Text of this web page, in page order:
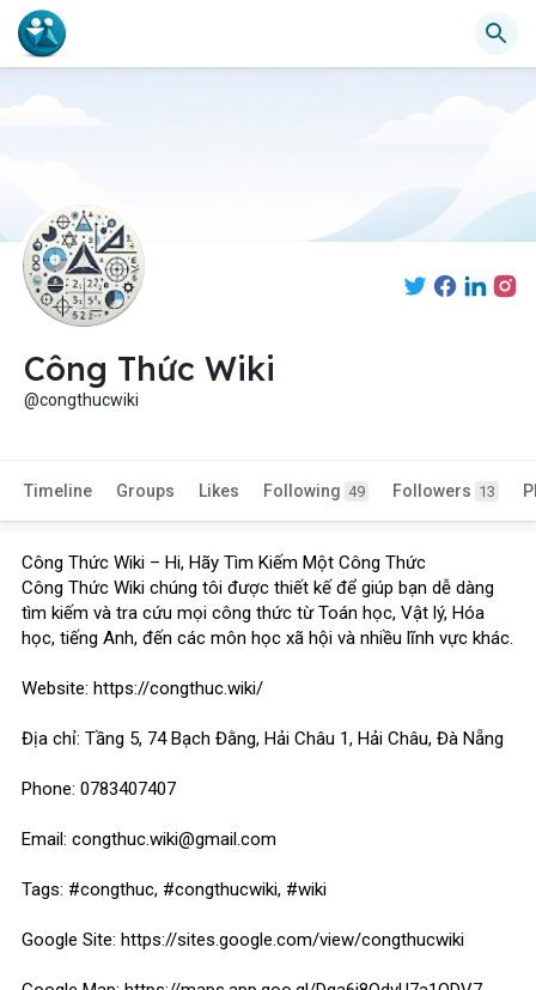
Công Thức Wiki
@congthucwiki
Timeline Groups Likes Following 49 Followers 13
Công Thức Wiki – Hi, Hãy Tìm Kiếm Một Công Thức
Công Thức Wiki chúng tôi được thiết kế để giúp bạn dễ dàng
tìm kiếm và tra cứu mọi công thức từ Toán học, Vật lý, Hóa
học, tiếng Anh, đến các môn học xã hội và nhiều lĩnh vực khác.
Website: https://congthuc.wiki/
Địa chỉ: Tầng 5, 74 Bạch Đằng, Hải Châu 1, Hải Châu, Đà Nẵng
Phone: 0783407407
Email: congthuc.wiki@gmail.com
Tags: #congthuc, #congthucwiki, #wiki
Google Site: https://sites.google.com/view/congthucwiki